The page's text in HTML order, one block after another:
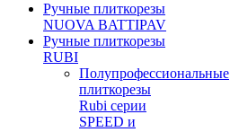
Ручные плиткорезы
NUOVA BATTIPAV
Ручные плиткорезы
RUBI
Полупрофессиональные
плиткорезы
Rubi серии
SPEED и